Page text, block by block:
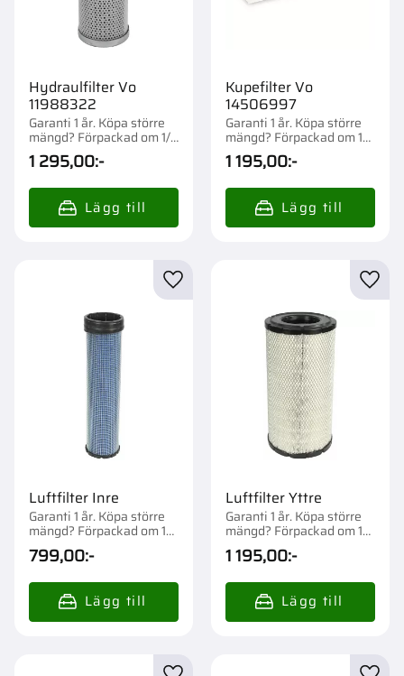
Hydraulfilter Vo
11988322
Garanti 1 år. Köpa större
mängd? Förpackad om 1/1
st.
1 295,00:-
Kupefilter Vo
14506997
Garanti 1 år. Köpa större
mängd? Förpackad om 1
st.
1 195,00:-
Luftfilter Inre
Garanti 1 år. Köpa större
mängd? Förpackad om 1
st.
799,00:-
Lägg till i favoriter
Luftfilter Yttre
Garanti 1 år. Köpa större
mängd? Förpackad om 1
st.
1 195,00:-